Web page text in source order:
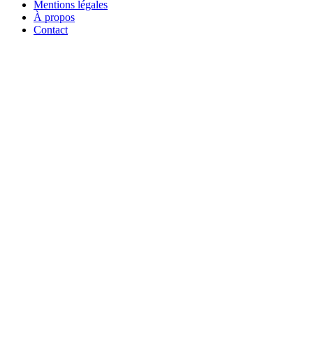
Mentions légales
À propos
Contact